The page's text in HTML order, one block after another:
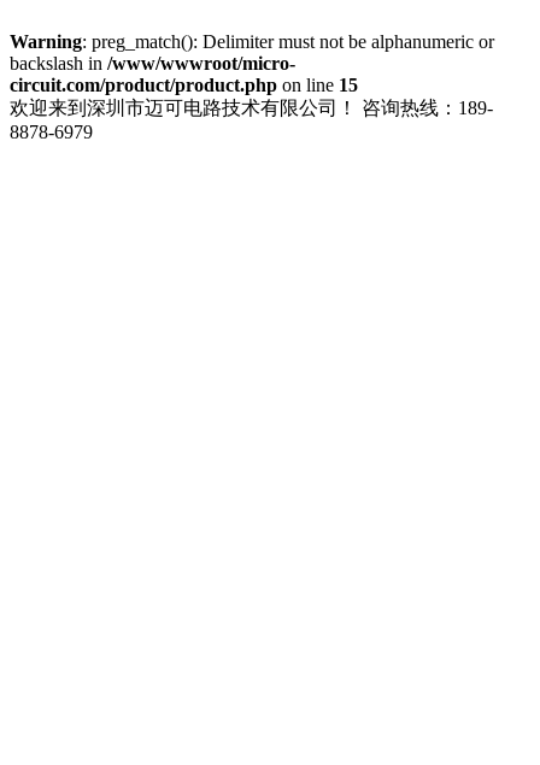
Warning: preg_match(): Delimiter must not be alphanumeric or
backslash in /www/wwwroot/micro-
circuit.com/product/product.php on line 15
欢迎来到深圳市迈可电路技术有限公司！
咨询热线：189-
8878-6979